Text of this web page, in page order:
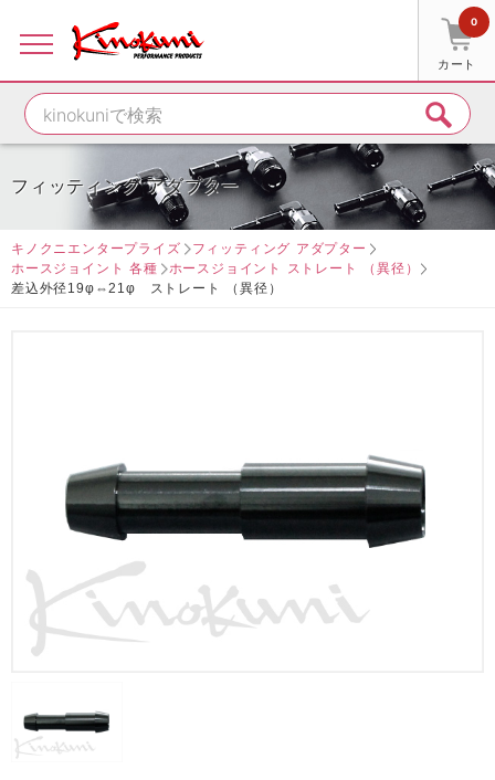
カート
0
フィッティング アダプター
キノクニエンタープライズ
フィッティング アダプター
ホースジョイント 各種
ホースジョイント ストレート （異径）
差込外径19φ⇔21φ ストレート （異径）